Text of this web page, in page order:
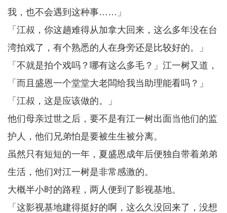
我，也不会遇到这种事……」
「江叔，你这趟难得从加拿大回来，这么多年没在台
湾拍戏了，有个熟悉的人在身旁还是比较好的。」
「不就是拍个戏吗？哪有这么多毛？」江一树又道，
「而且盛恩一个堂堂大老闆给我当助理能看吗？」
「江叔，这是应该做的。」
他们母亲过世之后，要不是有江一树出面当他们的监
护人，他们兄弟怕是要被生生被分离。
虽然只有短短的一年，夏盛恩成年后便独自带着弟弟
生活，他们对江一树是非常感激的。
大概半小时的路程，两人便到了影视基地。
「这影视基地建得挺好的啊，这么久没回来了，没想